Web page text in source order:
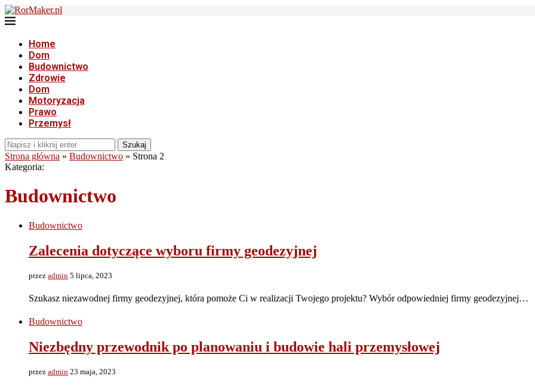
Home
Dom
Budownictwo
Zdrowie
Dom
Motoryzacja
Prawo
Przemysł
Szukaj
Strona główna » Budownictwo » Strona 2
Kategoria:
Budownictwo
Budownictwo
Zalecenia dotyczące wyboru firmy geodezyjnej
przez admin 5 lipca, 2023
Szukasz niezawodnej firmy geodezyjnej, która pomoże Ci w realizacji Twojego projektu? Wybór odpowiedniej firmy geodezyjnej…
Budownictwo
Niezbędny przewodnik po planowaniu i budowie hali przemysłowej
przez admin 23 maja, 2023